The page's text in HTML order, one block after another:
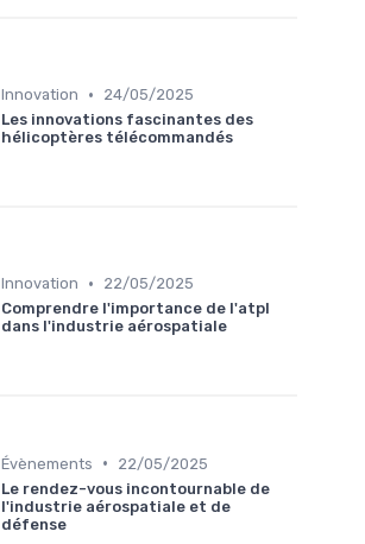
Innovation •
24/05/2025
Les innovations fascinantes des
hélicoptères télécommandés
Innovation •
22/05/2025
Comprendre l'importance de l'atpl
dans l'industrie aérospatiale
Évènements •
22/05/2025
Le rendez-vous incontournable de
l'industrie aérospatiale et de
défense